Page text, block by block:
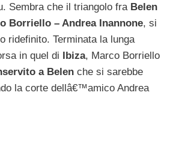
Sembra che il triangolo fra Belen
Borriello – Andrea Inannone, si
ridefinito. Terminata la lunga
in quel di Ibiza, Marco Borriello
a Belen che si sarebbe
la corte dellâ€™amico Andrea